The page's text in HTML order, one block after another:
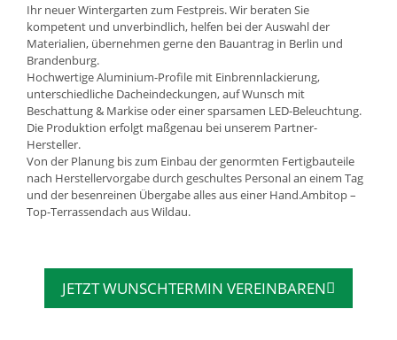
Ihr neuer Wintergarten zum Festpreis. Wir beraten Sie
kompetent und unverbindlich, helfen bei der Auswahl der
Materialien, übernehmen gerne den Bauantrag in Berlin und
Brandenburg.
Hochwertige Aluminium-Profile mit Einbrennlackierung,
unterschiedliche Dacheindeckungen, auf Wunsch mit
Beschattung & Markise oder einer sparsamen LED-Beleuchtung.
Die Produktion erfolgt maßgenau bei unserem Partner-
Hersteller.
Von der Planung bis zum Einbau der genormten Fertigbauteile
nach Herstellervorgabe durch geschultes Personal an einem Tag
und der besenreinen Übergabe alles aus einer Hand.Ambitop –
Top-Terrassendach aus Wildau.
JETZT WUNSCHTERMIN VEREINBAREN